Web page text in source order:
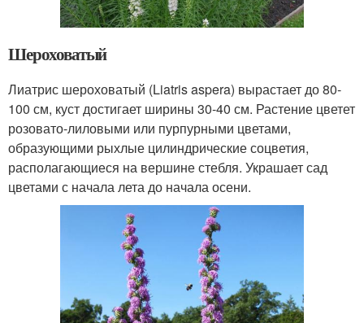
Шероховатый
Лиатрис шероховатый (Liatris aspera) вырастает до 80-
100 см, куст достигает ширины 30-40 см. Растение цветет
розовато-лиловыми или пурпурными цветами,
образующими рыхлые цилиндрические соцветия,
располагающиеся на вершине стебля. Украшает сад
цветами с начала лета до начала осени.